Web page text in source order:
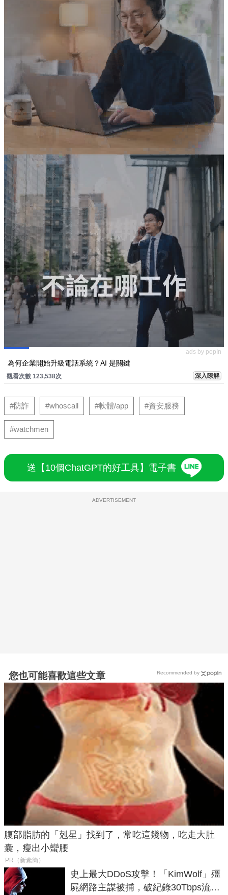
ads by popIn
為何企業開始升級電話系統？AI 是關鍵
觀看次數 123,538次 深入瞭解
#防詐 #whoscall #軟體/app #資安服務
#watchmen
送【10個ChatGPT的好工具】電子書
ADVERTISEMENT
您也可能喜歡這些文章
腹部脂肪的「剋星」找到了，常吃這幾物，吃走大肚
囊，瘦出小蠻腰
PR（新素簡）
史上最大DDoS攻擊！「KimWolf」殭
屍網路主謀被捕，破紀錄30Tbps流量
Recommended by